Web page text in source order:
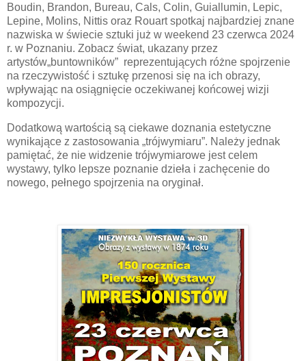
Boudin, Brandon, Bureau, Cals, Colin, Guiallumin, Lepic,
Lepine, Molins, Nittis oraz Rouart spotkaj najbardziej znane
nazwiska w świecie sztuki już w weekend 23 czerwca 2024
r. w Poznaniu. Zobacz świat, ukazany przez
artystów„buntowników” reprezentujących różne spojrzenie
na rzeczywistość i sztukę przenosi się na ich obrazy,
wpływając na osiągnięcie oczekiwanej końcowej wizji
kompozycji.
Dodatkową wartością są ciekawe doznania estetyczne
wynikające z zastosowania „trójwymiaru”. Należy jednak
pamiętać, że nie widzenie trójwymiarowe jest celem
wystawy, tylko lepsze poznanie dzieła i zachęcenie do
nowego, pełnego spojrzenia na oryginał.